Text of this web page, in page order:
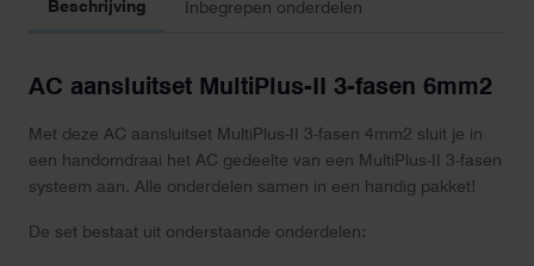
Beschrijving Inbegrepen onderdelen
AC aansluitset MultiPlus-II 3-fasen 6mm2
Met deze AC aansluitset MultiPlus-II 3-fasen 4mm2 sluit je in
een handomdraai het AC gedeelte van een MultiPlus-II 3-fasen
systeem aan. Alle onderdelen samen in een handig pakket!
De set bestaat uit onderstaande onderdelen: